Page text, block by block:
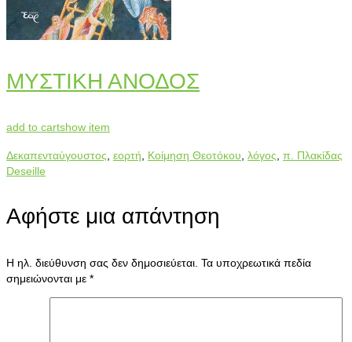
ΜΥΣΤΙΚΗ ΑΝΟΔΟΣ
add to cartshow item
Δεκαπενταύγουστος, εορτή, Κοίμηση Θεοτόκου, λόγος, π. Πλακίδας
Deseille
Αφήστε μια απάντηση
Η ηλ. διεύθυνση σας δεν δημοσιεύεται. Τα υποχρεωτικά πεδία
σημειώνονται με *